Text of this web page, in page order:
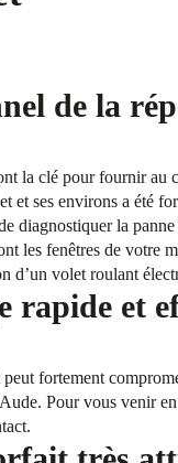
de la
la clé pour fournir
et ses environs a été
diagnostiquer la
les fenêtres de votre
d’un volet roulant
rapide et
fortement
Pour vous venir